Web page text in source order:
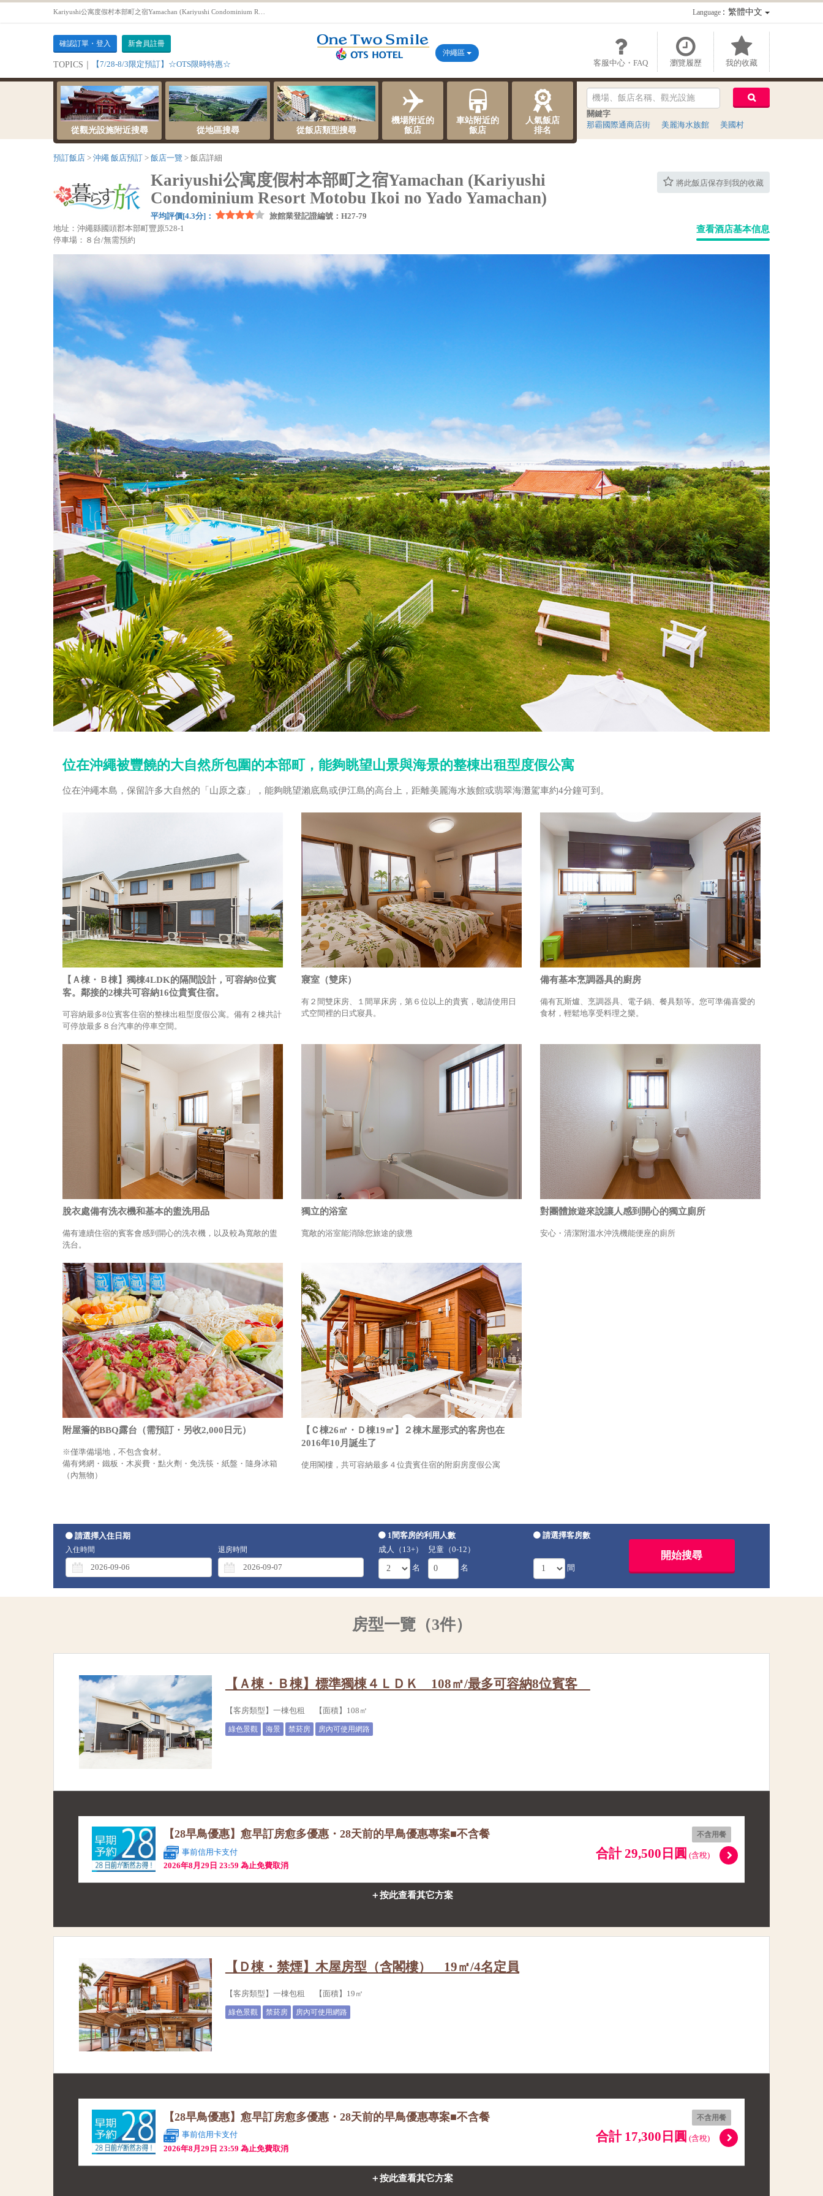
Language：繁體中文
確認訂單・登入 新會員註冊
TOPICS｜ 【7/28-8/3限定預訂】☆OTS限時特惠☆ 客服中心・FAQ 瀏覽履歷 我的收藏
沖繩區
從觀光設施附近搜尋 從地區搜尋 從飯店類型搜尋
機場附近的
飯店
車站附近的
飯店
人氣飯店
排名
關鍵字
那霸國際通商店街
美麗海水族館 美國村
預訂飯店 沖繩 飯店預訂 飯店一覽 飯店詳細
將此飯店保存到我的收藏
Kariyushi公寓度假村本部町之宿Yamachan (Kariyushi
Condominium Resort Motobu Ikoi no Yado Yamachan)
平均評價[4.3分]：
旅館業登記證編號：H27-79
地址：沖繩縣國頭郡本部町豐原528-1
停車場：８台/無需預約
查看酒店基本信息
位在沖繩被豐饒的大自然所包圍的本部町，能夠眺望山景與海景的整棟出租型度假公寓
位在沖繩本島，保留許多大自然的「山原之森」，能夠眺望瀨底島或伊江島的高台上，距離美麗海水族館或翡翠海灘駕車約4分鐘可到。
【Ａ棟・Ｂ棟】獨棟4LDK的隔間設計，可容納8位賓
客。鄰接的2棟共可容納16位貴賓住宿。
可容納最多8位賓客住宿的整棟出租型度假公寓。備有２棟共計
可停放最多８台汽車的停車空間。
寢室（雙床）
有２間雙床房、１間單床房，第６位以上的貴賓，敬請使用日
式空間裡的日式寢具。
備有基本烹調器具的廚房
備有瓦斯爐、烹調器具、電子鍋、餐具類等。您可準備喜愛的
食材，輕鬆地享受料理之樂。
脫衣處備有洗衣機和基本的盥洗用品
備有連續住宿的賓客會感到開心的洗衣機，以及較為寬敞的盥
洗台。
獨立的浴室
寬敞的浴室能消除您旅途的疲憊
對團體旅遊來說讓人感到開心的獨立廁所
安心・清潔附溫水沖洗機能便座的廁所
附屋簷的BBQ露台（需預訂・另收2,000日元）
※僅準備場地，不包含食材。
備有烤網・鐵板・木炭費・點火劑・免洗筷・紙盤・隨身冰箱
（內無物）
【Ｃ棟26㎡・Ｄ棟19㎡】２棟木屋形式的客房也在
2016年10月誕生了
使用閣樓，共可容納最多４位貴賓住宿的附廚房度假公寓
請選擇入住日期
入住時間 退房時間
1間客房的利用人數
成人（13+）
名
兒童（0-12）
名
請選擇客房數
間
房型一覽（3件）
【Ａ棟・Ｂ棟】標準獨棟４ＬＤＫ 108㎡/最多可容納8位賓客
【客房類型】一棟包租 【面積】108㎡
綠色景觀 海景 禁菸房 房內可使用網路
不含用餐
【28早鳥優惠】愈早訂房愈多優惠・28天前的早鳥優惠專案■不含餐
合計 29,500日圓 (含稅)
事前信用卡支付
2026年8月29日 23:59 為止免費取消
＋按此查看其它方案
【Ｄ棟・禁煙】木屋房型（含閣樓） 19㎡/4名定員
【客房類型】一棟包租 【面積】19㎡
綠色景觀 禁菸房 房內可使用網路
不含用餐
【28早鳥優惠】愈早訂房愈多優惠・28天前的早鳥優惠專案■不含餐
合計 17,300日圓 (含稅)
事前信用卡支付
2026年8月29日 23:59 為止免費取消
＋按此查看其它方案